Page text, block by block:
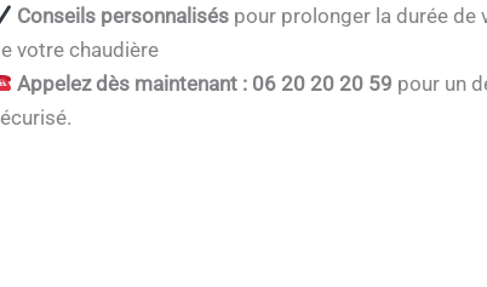
Conseils personnalisés pour prolonger la durée
votre chaudière
Appelez dès maintenant : 06 20 20 20 59 pour un